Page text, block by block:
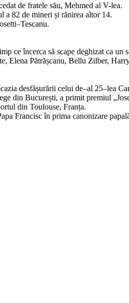
de fratele său, Mehmed al V-lea.
a 82 de mineri și rănirea altor 14.
ce încerca să scape deghizat ca un
Elena Pătrășcanu, Bellu Zilber,
desfășurării celui de–al 25–lea
din București, a primit premiul
din Toulouse, Franța.
Francisc în prima canonizare